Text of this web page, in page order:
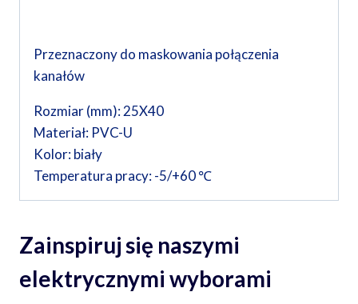
Przeznaczony do maskowania połączenia
kanałów
Rozmiar (mm): 25X40
Materiał: PVC-U
Kolor: biały
Temperatura pracy: -5/+60 ℃
Zainspiruj się naszymi
elektrycznymi wyborami